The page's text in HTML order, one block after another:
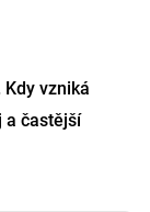
vzniká
a častější